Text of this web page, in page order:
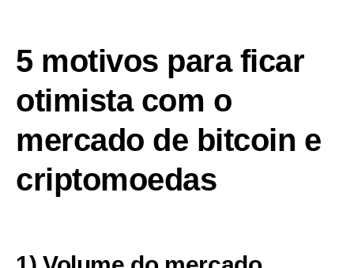
5 motivos para ficar
otimista com o
mercado de bitcoin e
criptomoedas